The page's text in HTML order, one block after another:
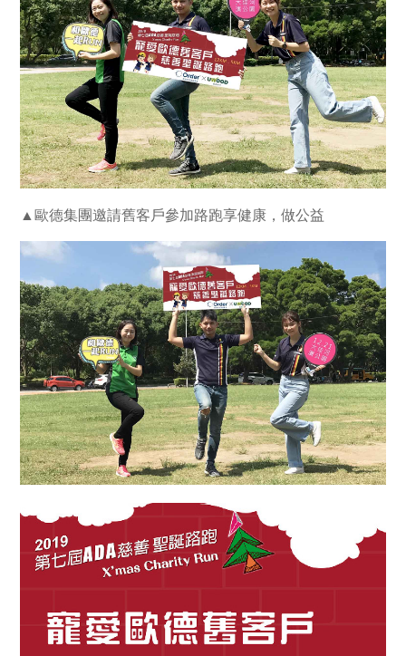
▲歐德集團邀請舊客戶參加路跑享健康，做公益